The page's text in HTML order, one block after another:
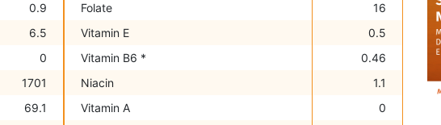
0.9
6.5
0
1701
69.1
Folate
16
Vitamin E
0.5
Vitamin B6 *
0.46
Niacin
1.1
Vitamin A
0